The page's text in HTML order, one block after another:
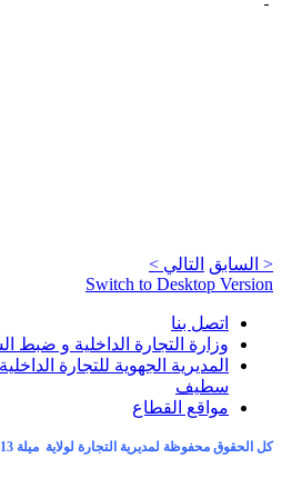
< السابق التالي >
Switch to Desktop Version
اتصل بنا
وزارة التجارة الداخلية و ضبط
المديرية الجهوية للتجارة
سطيف
مواقع القطاع
كل الحقوق محفوظة لمديرية التجارة لولاية ميلة 2013